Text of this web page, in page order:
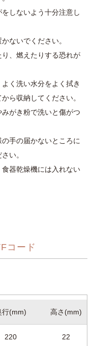
しないよう十分注意し
ないでください。
、燃えたりする恐れが
く洗い水分をよく拭き
ら収納してください。
がき粉で洗いと傷がつ
手の届かないところに
い。
器乾燥機には入れない
コード
行(mm) 高さ(mm)
220 22